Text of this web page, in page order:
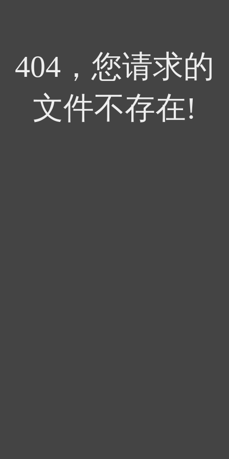
404，您请求的
文件不存在!